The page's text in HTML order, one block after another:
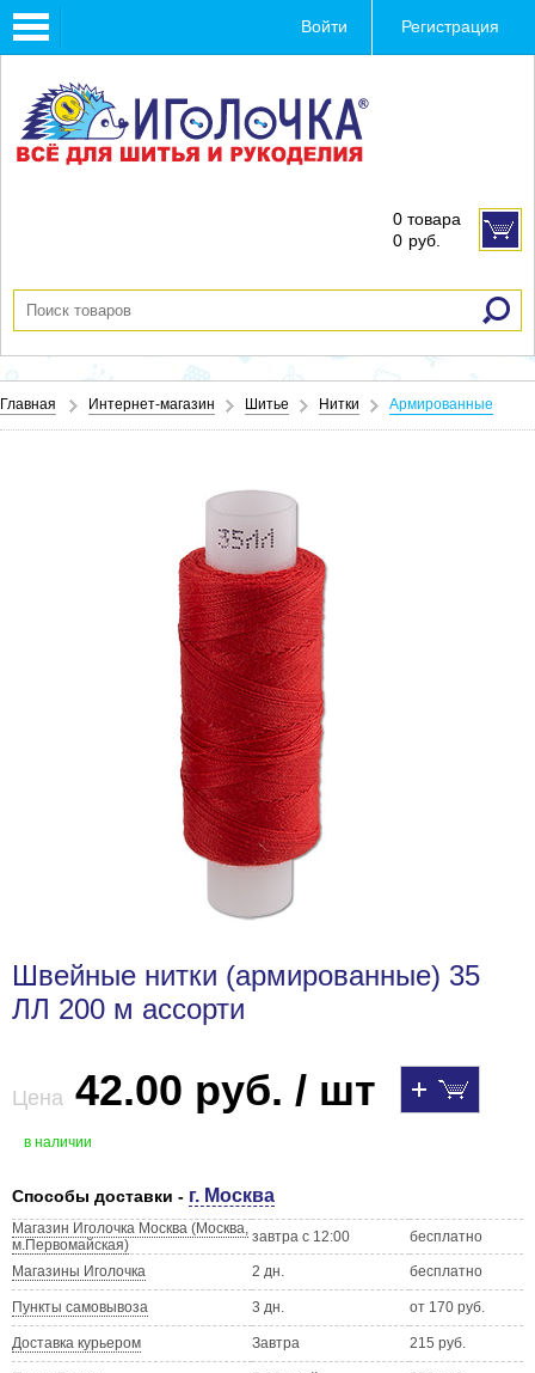
Toggle
navigation
Войти Регистрация
0 товара
0 руб.
Главная Интернет-магазин Шитье Нитки Армированные
Швейные нитки (армированные) 35
ЛЛ 200 м ассорти
Цена 42.00 руб. / шт
в наличии
Способы доставки - г. Москва
Магазин Иголочка Москва (Москва,
м.Первомайская)
завтра с 12:00 бесплатно
Магазины Иголочка 2 дн. бесплатно
Пункты самовывоза 3 дн. от 170 руб.
Доставка курьером Завтра 215 руб.